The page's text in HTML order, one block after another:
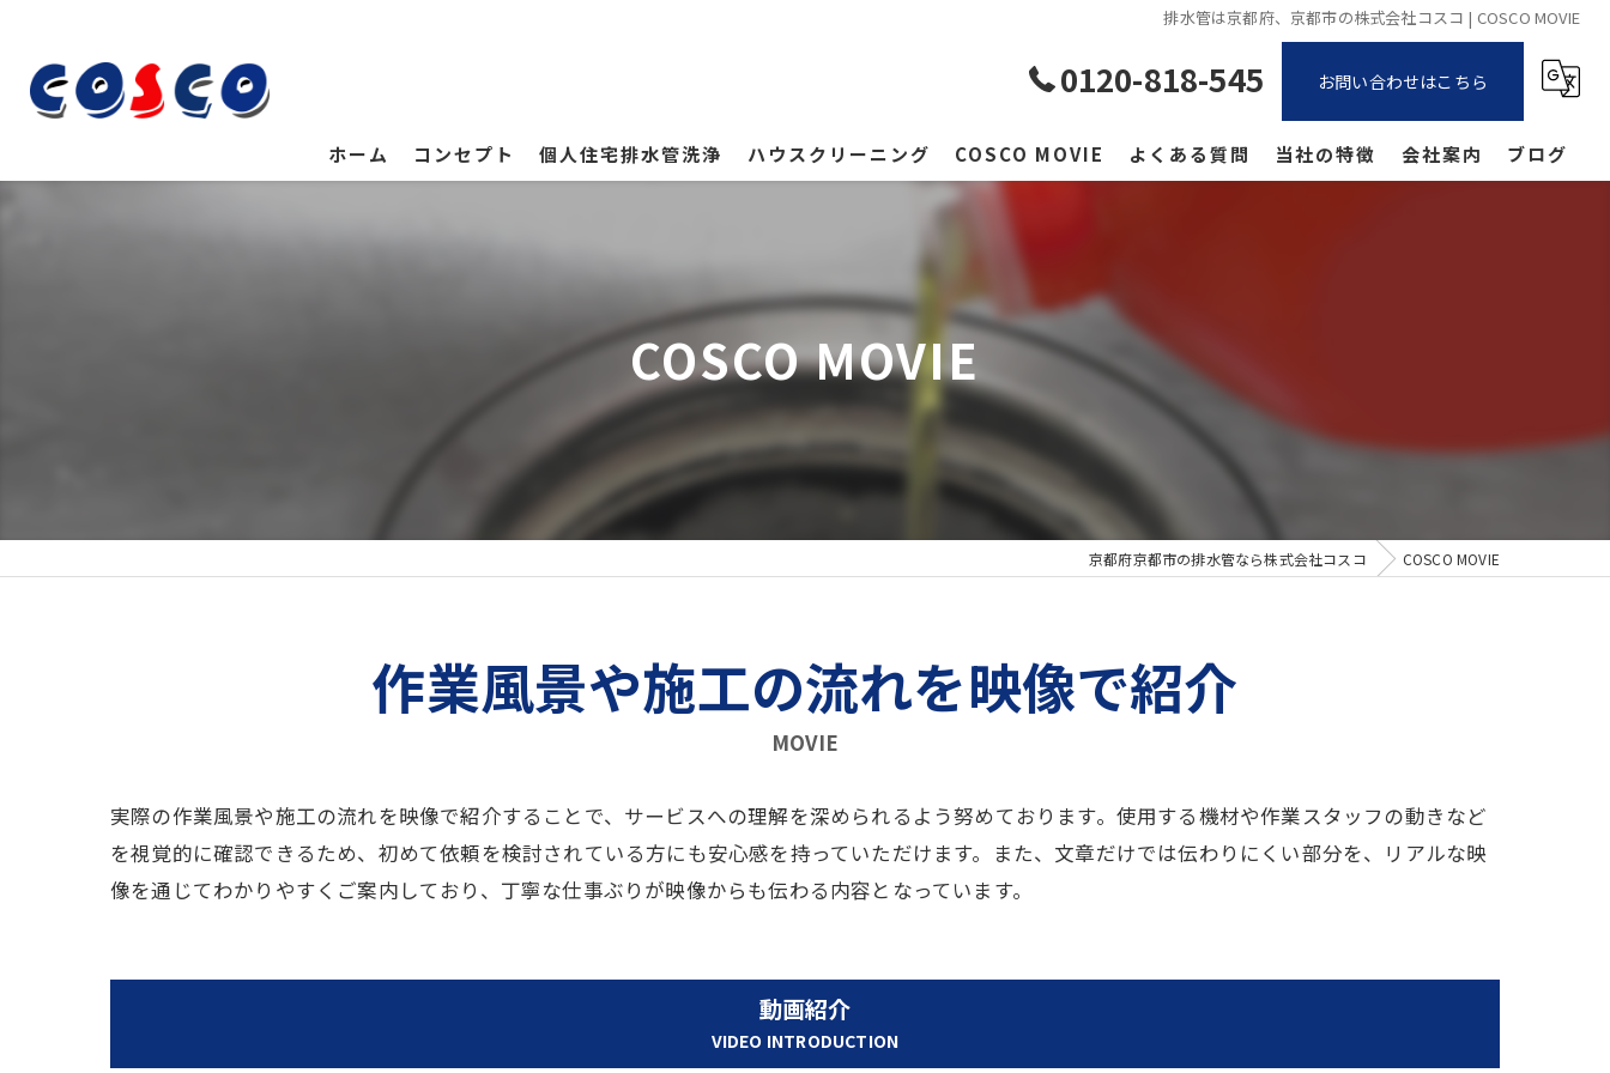
排水管は京都府、京都市の株式会社コスコ | COSCO MOVIE
0120-818-545 お問い合わせはこちら
ホーム コンセプト 個人住宅排水管洗浄 ハウスクリーニング COSCO MOVIE よくある質問 当社の特徴 会社案内 ブログ
COSCO MOVIE
京都府京都市の排水管なら株式会社コスコ COSCO MOVIE
作業風景や施工の流れを映像で紹介
MOVIE
実際の作業風景や施工の流れを映像で紹介することで、サービスへの理解を深められるよう努めております。使用する機材や作業スタッフの動きなど
を視覚的に確認できるため、初めて依頼を検討されている方にも安心感を持っていただけます。また、文章だけでは伝わりにくい部分を、リアルな映
像を通じてわかりやすくご案内しており、丁寧な仕事ぶりが映像からも伝わる内容となっています。
動画紹介
VIDEO INTRODUCTION